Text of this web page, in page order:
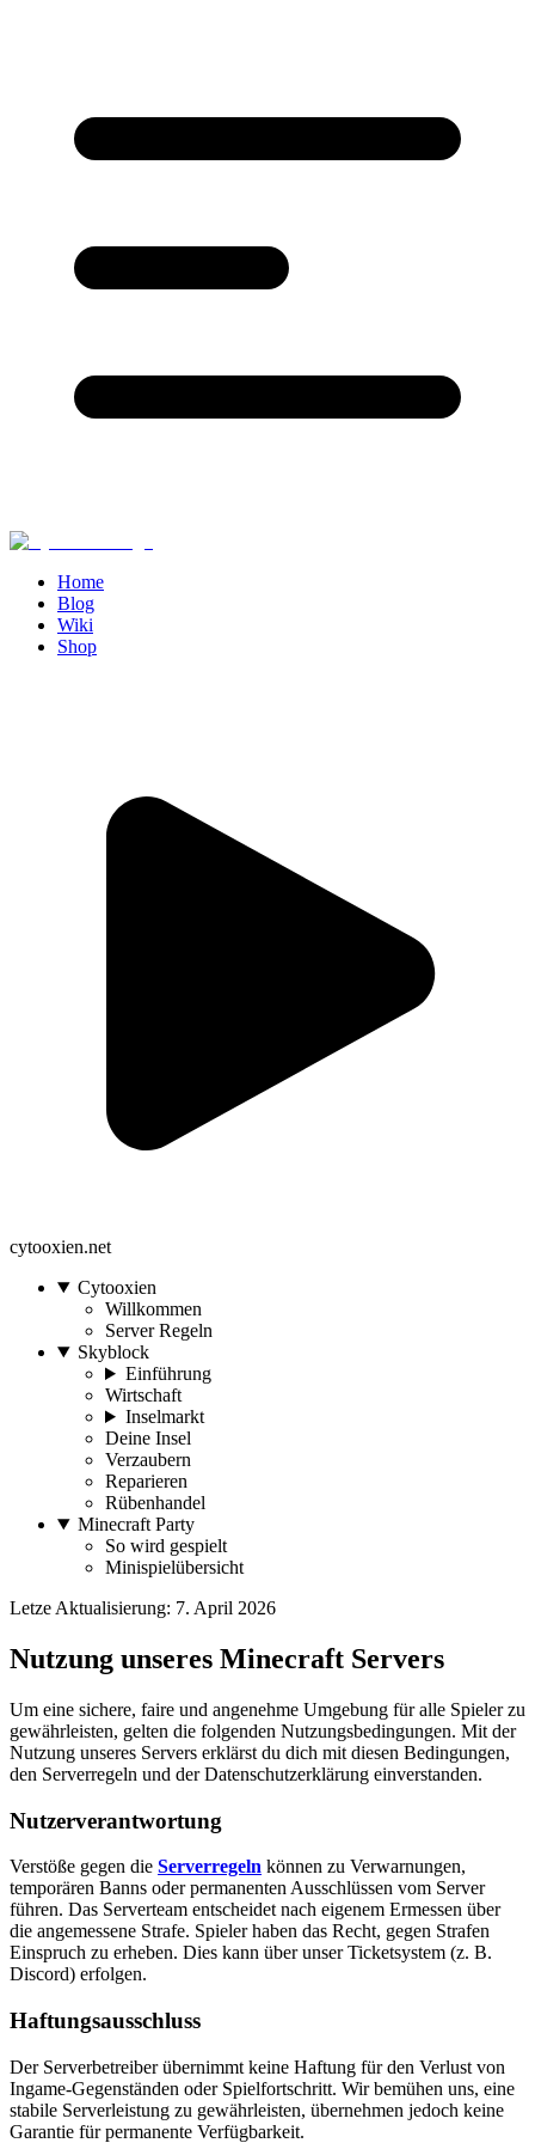
Home
Blog
Wiki
Shop
cytooxien.net
Cytooxien
Willkommen
Server Regeln
Skyblock
Einführung
Wirtschaft
Inselmarkt
Deine Insel
Verzaubern
Reparieren
Rübenhandel
Minecraft Party
So wird gespielt
Minispielübersicht
Letze Aktualisierung: 7. April 2026
Nutzung unseres Minecraft Servers
Um eine sichere, faire und angenehme Umgebung für alle Spieler zu
gewährleisten, gelten die folgenden Nutzungsbedingungen. Mit der
Nutzung unseres Servers erklärst du dich mit diesen Bedingungen,
den Serverregeln und der Datenschutzerklärung einverstanden.
Nutzerverantwortung
Verstöße gegen die Serverregeln können zu Verwarnungen,
temporären Banns oder permanenten Ausschlüssen vom Server
führen. Das Serverteam entscheidet nach eigenem Ermessen über
die angemessene Strafe. Spieler haben das Recht, gegen Strafen
Einspruch zu erheben. Dies kann über unser Ticketsystem (z. B.
Discord) erfolgen.
Haftungsausschluss
Der Serverbetreiber übernimmt keine Haftung für den Verlust von
Ingame-Gegenständen oder Spielfortschritt. Wir bemühen uns, eine
stabile Serverleistung zu gewährleisten, übernehmen jedoch keine
Garantie für permanente Verfügbarkeit.